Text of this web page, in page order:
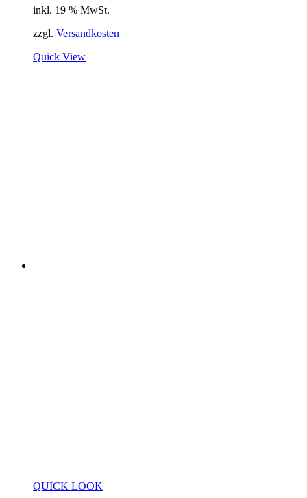
inkl. 19 % MwSt.
zzgl. Versandkosten
Quick View
QUICK LOOK